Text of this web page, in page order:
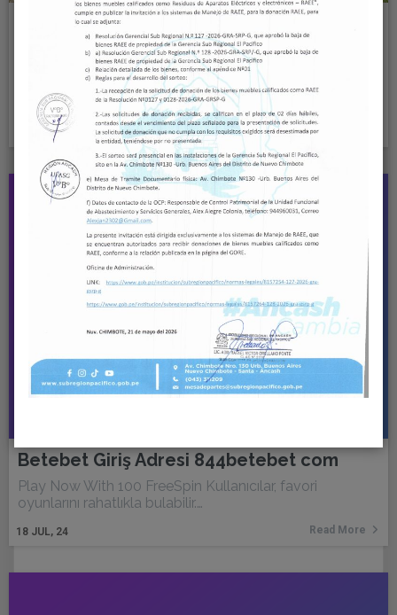
VICEGOBERNADORA REGIONAL
SUPERVISA FUTURA IMPLEMENTACIÓN DE
UN TOMÓGRAFO Y COORDINA TRABAJOS
DE MEJORA EN ÁREAS CRÍTICAS DEL
HOSPITAL LA CALETA
JUL, 24 Read More
Betebet Giriş Adresi 844betebet com
18 JUL, 24
Play Now With 100 FreeSpin Kullanıcılar, favori
oyunlarını rahatlıkla bulabilir.…
Read More